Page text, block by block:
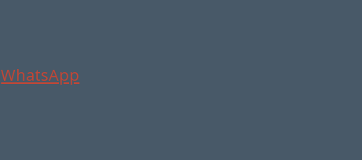
WhatsApp